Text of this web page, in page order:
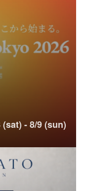
- 8/9 (sun)